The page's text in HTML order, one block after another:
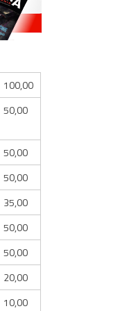
100,00
50,00
50,00
50,00
35,00
50,00
50,00
20,00
10,00